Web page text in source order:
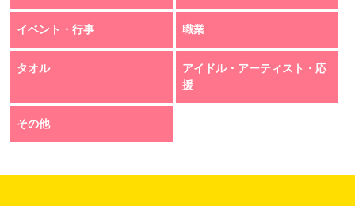
イベント・行事 職業
タオル
アイドル・アーティスト・応
援
その他